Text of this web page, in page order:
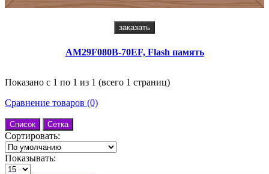
заказать
AM29F080B-70EF, Flash память
Показано с 1 по 1 из 1 (всего 1 страниц)
Сравнение товаров (0)
Список Сетка
Сортировать:
Показывать: